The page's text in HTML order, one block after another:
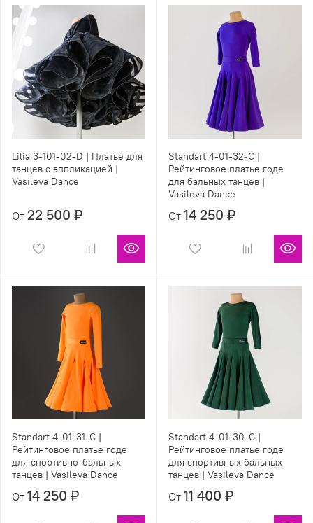
Lilia 3-101-02-D | Платье для
танцев с аппликацией |
Vasileva Dance
От 22 500 ₽
Standart 4-01-32-С |
Рейтинговое платье годе
для бальных танцев |
Vasileva Dance
От 14 250 ₽
Standart 4-01-31-С |
Рейтинговое платье годе
для спортивно-бальных
танцев | Vasileva Dance
От 14 250 ₽
Standart 4-01-30-С |
Рейтинговое платье годе
для спортивных бальных
танцев | Vasileva Dance
От 11 400 ₽